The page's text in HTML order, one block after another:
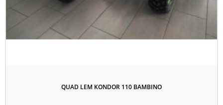
QUAD LEM KONDOR 110 BAMBINO